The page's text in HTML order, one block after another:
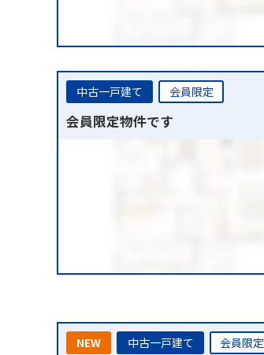
中古一戸建て 会員限定
会員限定物件です
NEW 中古一戸建て 会員限定